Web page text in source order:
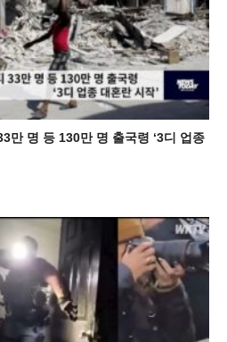
만 명 등 130만 명 출국령 ‘3디 업종